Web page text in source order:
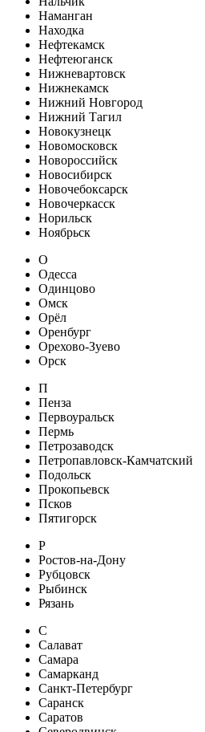
Наманган
Находка
Нефтекамск
Нефтеюганск
Нижневартовск
Нижнекамск
Нижний Новгород
Нижний Тагил
Новокузнецк
Новомосковск
Новороссийск
Новосибирск
Новочебоксарск
Новочеркасск
Норильск
Ноябрьск
О
Одесса
Одинцово
Омск
Орёл
Оренбург
Орехово-Зуево
Орск
П
Пенза
Первоуральск
Пермь
Петрозаводск
Петропавловск-Камчатский
Подольск
Прокопьевск
Псков
Пятигорск
Р
Ростов-на-Дону
Рубцовск
Рыбинск
Рязань
С
Салават
Самара
Самарканд
Санкт-Петербург
Саранск
Саратов